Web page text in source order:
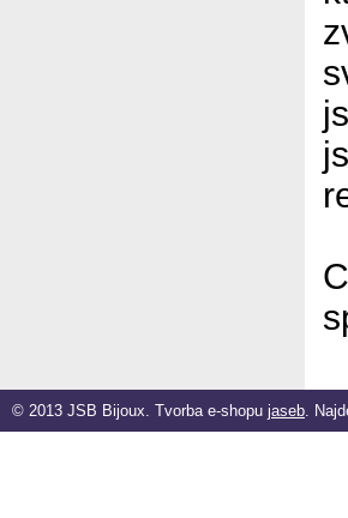
© 2013 JSB Bijoux. Tvorba e-shopu jaseb .